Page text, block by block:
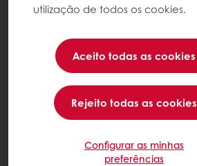
utilização de todos os cookies.
Aceito todas as cookies
Rejeito todas as cookies
Configurar as minhas
preferências